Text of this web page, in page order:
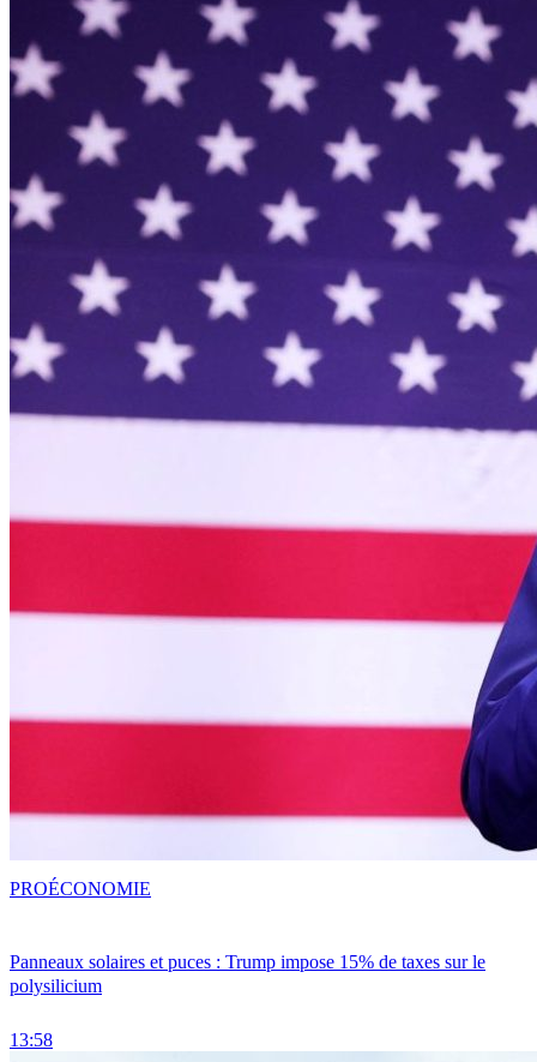
Panneaux solaires et puces : Trump impose 15% de taxes sur le
polysilicium
13:58
PROÉCONOMIE